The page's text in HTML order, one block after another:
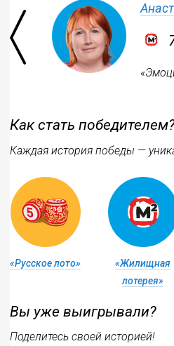
Как стать
Каждая история победы —
«Русское лото»
«Жилищная
лотерея»
Вы уже выигрывали?
Поделитесь своей историей!